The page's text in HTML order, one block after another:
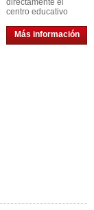
directamente el
centro educativo
Más información